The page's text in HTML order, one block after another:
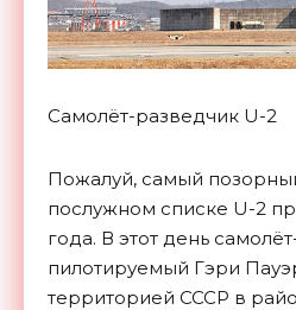
Самолёт-разведчик U-2
Пожалуй, самый
послужном списке U-2
года. В этот день
пилотируемый Гэри
территорией СССР в